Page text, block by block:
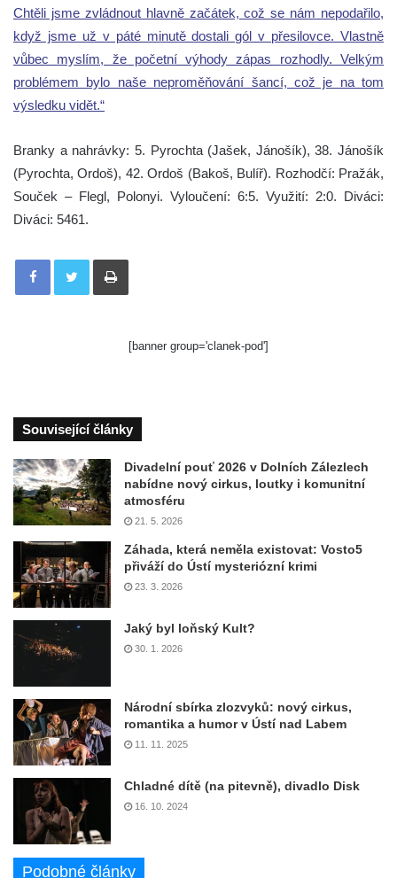
Chtěli jsme zvládnout hlavně začátek, což se nám nepodařilo,
když jsme už v páté minutě dostali gól v přesilovce. Vlastně
vůbec myslím, že početní výhody zápas rozhodly. Velkým
problémem bylo naše neproměňování šancí, což je na tom
výsledku vidět.“
Branky a nahrávky: 5. Pyrochta (Jašek, Jánošík), 38. Jánošík
(Pyrochta, Ordoš), 42. Ordoš (Bakoš, Bulíř). Rozhodčí: Pražák,
Souček – Flegl, Polonyi. Vyloučení: 6:5. Využití: 2:0. Diváci:
Diváci: 5461.
Tisknout
[banner group='clanek-pod']
Související články
Divadelní pouť 2026 v Dolních Zálezlech
nabídne nový cirkus, loutky i komunitní
atmosféru
21. 5. 2026
Záhada, která neměla existovat: Vosto5
přiváží do Ústí mysteriózní krimi
23. 3. 2026
Jaký byl loňský Kult?
30. 1. 2026
Národní sbírka zlozvyků: nový cirkus,
romantika a humor v Ústí nad Labem
11. 11. 2025
Chladné dítě (na pitevně), divadlo Disk
16. 10. 2024
Podobné články